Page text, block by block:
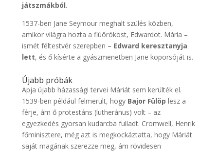
játszmákból.
1537-ben Jane Seymour meghalt szülés közben,
amikor világra hozta a fiúörököst, Edwardot. Mária –
ismét féltestvér szerepben – Edward keresztanyja
lett, és ő kísérte a gyászmenetben Jane koporsóját is.
Újabb próbák
Apja újabb házassági tervei Máriát sem kerülték el.
1539-ben például felmerült, hogy Bajor Fülöp lesz a
férje, ám ő protestáns (lutheránus) volt – az
egyezkedés gyorsan kudarcba fulladt. Cromwell, Henrik
főminisztere, még azt is megkockáztatta, hogy Máriát
saját magának szerezze meg, ám rövidesen